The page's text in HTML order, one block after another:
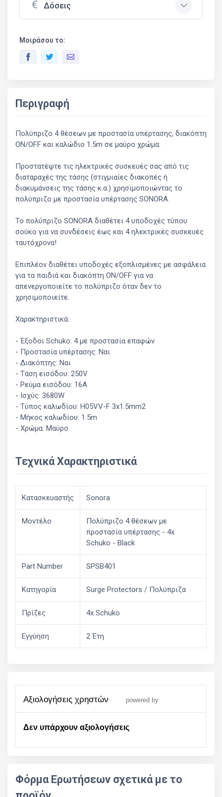
Δόσεις
Μοιράσου το:
Περιγραφή
Πολύπριζο 4 θέσεων με προστασία υπέρτασης, διακόπτη
ON/OFF και καλώδιο 1.5m σε μαύρο χρώμα.
Προστατέψτε τις ηλεκτρικές συσκευές σας από τις
διαταραχές της τάσης (στιγμιαίες διακοπές ή
διακυμάνσεις της τάσης κ.α.) χρησιμοποιώντας το
πολύπριζο με προστασία υπέρτασης SONORA.
Το πολύπριζο SONORA διαθέτει 4 υποδοχές τύπου
σούκο για να συνδέσεις έως και 4 ηλεκτρικές συσκευές
ταυτόχρονα!
Επιπλέον διαθέτει υποδοχές εξοπλισμένες με ασφάλεια
για τα παιδιά και διακόπτη ON/OFF για να
απενεργοποιείτε το πολύπριζο όταν δεν το
χρησιμοποιείτε.
Χαρακτηριστικά:
- Έξοδοι Schuko: 4 με προστασία επαφών
- Προστασία υπέρτασης: Ναι
- Διακόπτης: Ναι
- Τάση εισόδου: 250V
- Ρεύμα εισόδου: 16A
- Ισχύς: 3680W
- Τύπος καλωδίου: H05VV-F 3x1.5mm2
- Μήκος καλωδίου: 1.5m
- Χρώμα: Μαύρο
Τεχνικά Χαρακτηριστικά
Κατασκευαστής Sonora
Μοντέλο
Πολύπριζο 4 θέσεων με
προστασία υπέρτασης - 4x
Schuko - Black
Part Number SPSB401
Κατηγορία Surge Protectors / Πολύπριζα
Πρίζες 4x Schuko
Εγγύηση 2 Έτη
αξιολογήσεις χρηστών powered by
Δεν υπάρχουν αξιολογήσεις
Φόρμα Ερωτήσεων σχετικά με το